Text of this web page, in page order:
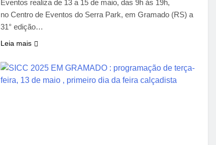
Eventos realiza de 13 a 15 de maio, das 9h às 19h,
no Centro de Eventos do Serra Park, em Gramado (RS) a
31° edição…
Leia mais